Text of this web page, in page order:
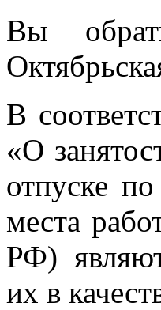
Вы
В
«О
отпуске
места
РФ)
их в